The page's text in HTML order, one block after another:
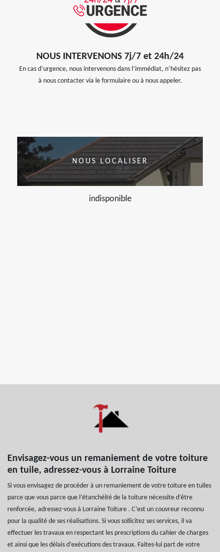
NOUS INTERVENONS 7j/7 et 24h/24
En cas d’urgence, nous intervenons dans l’immédiat, n’hésitez pas
à nous contacter via le formulaire ou à nous appeler.
NOUS LOCALISER
indisponible
Envisagez-vous un remaniement de votre toiture
en tuile, adressez-vous à Lorraine Toiture
Si vous envisagez de procéder à un remaniement de votre toiture en tuiles
parce que vous parce que l’étanchéité de la toiture nécessite d’être
renforcée, adressez-vous à Lorraine Toiture . C’est un couvreur reconnu
pour la qualité de ses réalisations. Si vous sollicitez ses services, il va
effectuer les travaux en respectant les prescriptions du cahier de charges
et ainsi que les délais d’exécutions des travaux. Faites-lui part de votre